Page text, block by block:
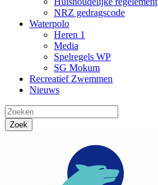
NRZ gedragscode
Waterpolo
Heren 1
Media
Spelregels WP
SG Mokum
Recreatief Zwemmen
Nieuws